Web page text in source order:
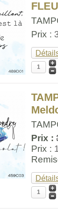
Prix :
Prix :
Prix :